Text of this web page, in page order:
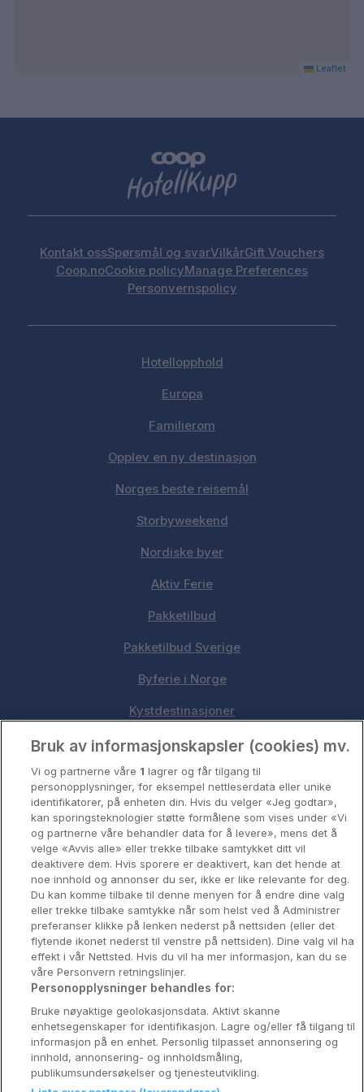
Leaflet
Kontakt ossSpørsmål og svarVilkårGift Vouchers
Coop.noCookie policyManage Preferences
Personvernspolicy
Hotellopphold
Europa
Familierom
Opplev en ny destinasjon
Norges beste reisemål
Storbyweekend
Nordiske byer
Aktiv Ferie
Pakketilbud
Pakketilbud Sverige
Byferie i Norge
Kystdestinasjoner
Oslo
Stavanger
Bergen
Utforsk Norden
Om Coop HotellKupp
Konkurranse
Koselig avbrekk
Velvære i var
Premiumhotell
Venninnetur
Bruk av informasjonskapsler (cookies) mv.
Vi og partnerne våre 1 lagrer og får tilgang til
personopplysninger, for eksempel nettleserdata eller unike
identifikatorer, på enheten din. Hvis du velger «Jeg godtar»,
kan sporingsteknologier støtte formålene som vises under «Vi
og partnerne våre behandler data for å levere», mens det å
velge «Avvis alle» eller trekke tilbake samtykket ditt vil
deaktivere dem. Hvis sporere er deaktivert, kan det hende at
noe innhold og annonser du ser, ikke er like relevante for deg.
Du kan komme tilbake til denne menyen for å endre dine valg
eller trekke tilbake samtykke når som helst ved å Administrer
preferanser klikke på lenken nederst på nettsiden (eller det
flytende ikonet nederst til venstre på nettsiden). Dine valg vil ha
effekt i vår Nettsted. Hvis du vil ha mer informasjon, kan du se
våre Personvern retningslinjer.
Personopplysninger behandles for:
Bruke nøyaktige geolokasjonsdata. Aktivt skanne
enhetsegenskaper for identifikasjon. Lagre og/eller få tilgang til
informasjon på en enhet. Personlig tilpasset annonsering og
innhold, annonsering- og innholdsmåling,
publikumsundersøkelser og tjenesteutvikling.